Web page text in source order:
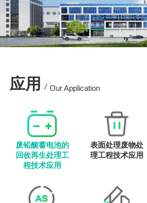
应用 / Our Application
废铅酸蓄电池的
回收再生处理工
程技术应用
表面处理废物处
理工程技术应用